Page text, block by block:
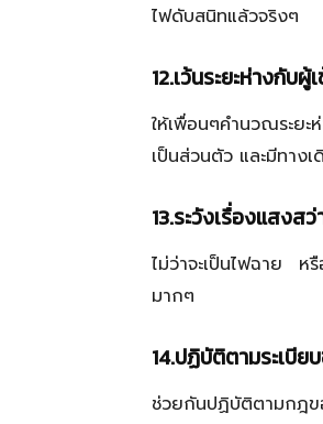
ไฟดับสนิทแล้วจริงๆ
12.เว้นระยะห่างกับ
ให้เพื่อนๆคำนวณระย
เป็นส่วนตัว และมีทางเ
13.ระวังเรื่องแสงสว่
ไม่ว่าจะเป็นไฟฉาย ห
มากๆ
14.ปฏิบัติตามระเบีย
ช่วยกันปฏิบัติตามกฎข